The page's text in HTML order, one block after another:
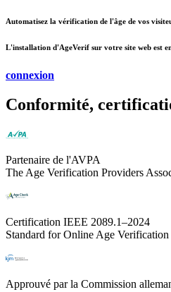
Automatisez la vérification de l'âge de vos
L'installation d'AgeVerif sur votre site web est
connexion
Conformité,
Partenaire de l'AVPA
The Age Verification Providers
Certification IEEE 2089.1–2024
Standard for Online Age Verification
Approuvé par la Commission